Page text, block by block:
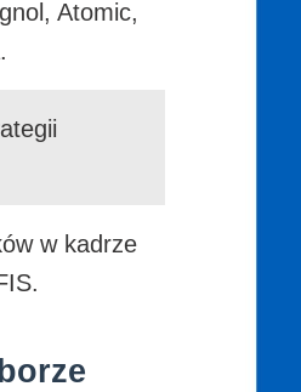
Atomic,
w kadrze